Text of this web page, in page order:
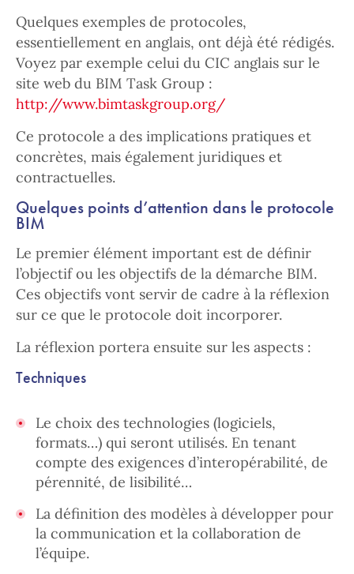
Quelques exemples de protocoles,
essentiellement en anglais, ont déjà été rédigés.
Voyez par exemple celui du CIC anglais sur le
site web du BIM Task Group :
http://www.bimtaskgroup.org/
Ce protocole a des implications pratiques et
concrètes, mais également juridiques et
contractuelles.
Quelques points d’attention dans le protocole
BIM
Le premier élément important est de définir
l’objectif ou les objectifs de la démarche BIM.
Ces objectifs vont servir de cadre à la réflexion
sur ce que le protocole doit incorporer.
La réflexion portera ensuite sur les aspects :
Techniques
Le choix des technologies (logiciels,
formats…) qui seront utilisés. En tenant
compte des exigences d’interopérabilité, de
pérennité, de lisibilité…
La définition des modèles à développer pour
la communication et la collaboration de
l’équipe.